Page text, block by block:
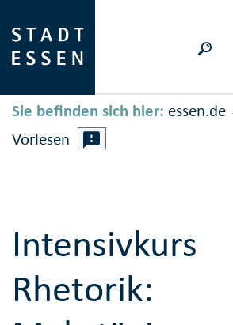
Sie befinden sich hier: essen.de
Vorlesen
Intensivkurs
Rhetorik: